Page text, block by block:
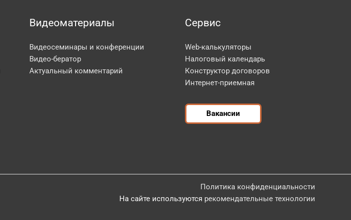
Видеоматериалы
Видеосеминары и конференции
Видео-бератор
Актуальный комментарий
Сервис
Web-калькуляторы
Налоговый календарь
Конструктор договоров
Интернет-приемная
Вакансии
Политика конфиденциальности
На сайте используются рекомендательные технологии